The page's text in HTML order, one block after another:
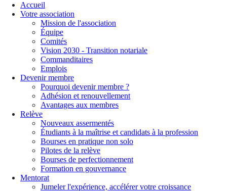
Accueil
Votre association
Mission de l'association
Équipe
Comités
Vision 2030 - Transition notariale
Commanditaires
Emplois
Devenir membre
Pourquoi devenir membre ?
Adhésion et renouvellement
Avantages aux membres
Relève
Nouveaux assermentés
Étudiants à la maîtrise et candidats à la profession
Bourses en pratique non solo
Pilotes de la relève
Bourses de perfectionnement
Formation en gouvernance
Mentorat
Jumeler l'expérience, accélérer votre croissance